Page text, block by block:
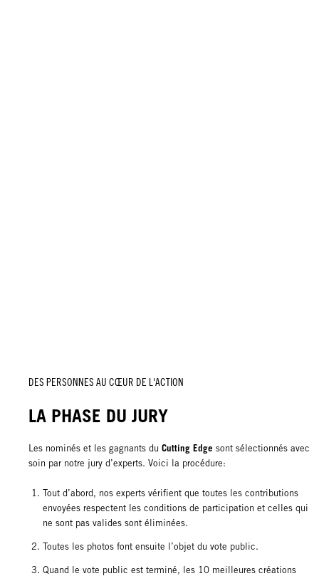
DES PERSONNES AU CŒUR DE L'ACTION
LA PHASE DU JURY
Les nominés et les gagnants du Cutting Edge sont sélectionnés avec
soin par notre jury d’experts. Voici la procédure:
Tout d’abord, nos experts vérifient que toutes les contributions
envoyées respectent les conditions de participation et celles qui
ne sont pas valides sont éliminées.
Toutes les photos font ensuite l’objet du vote public.
Quand le vote public est terminé, les 10 meilleures créations